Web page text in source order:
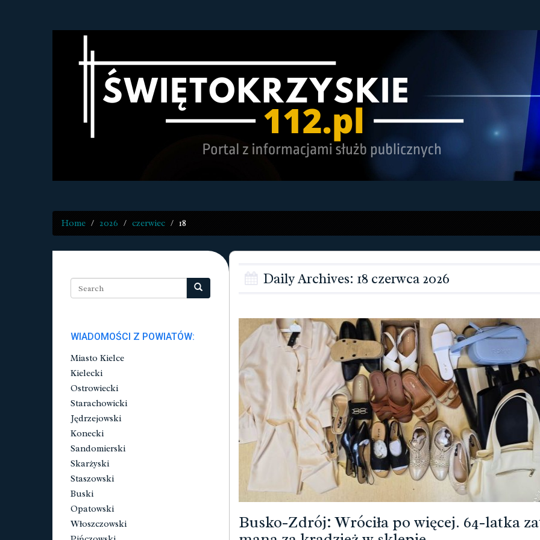
Home 2026 czerwiec 18
Daily Archives: 18 czerwca 2026
Busko-Zdrój: Wróciła po więcej. 64-latka
WIADOMOŚCI Z POWIATÓW:
Miasto Kielce
Kielecki
Ostrowiecki
Starachowicki
Jędrzejowski
Konecki
Sandomierski
Skarżyski
Staszowski
Buski
Opatowski
Włoszczowski